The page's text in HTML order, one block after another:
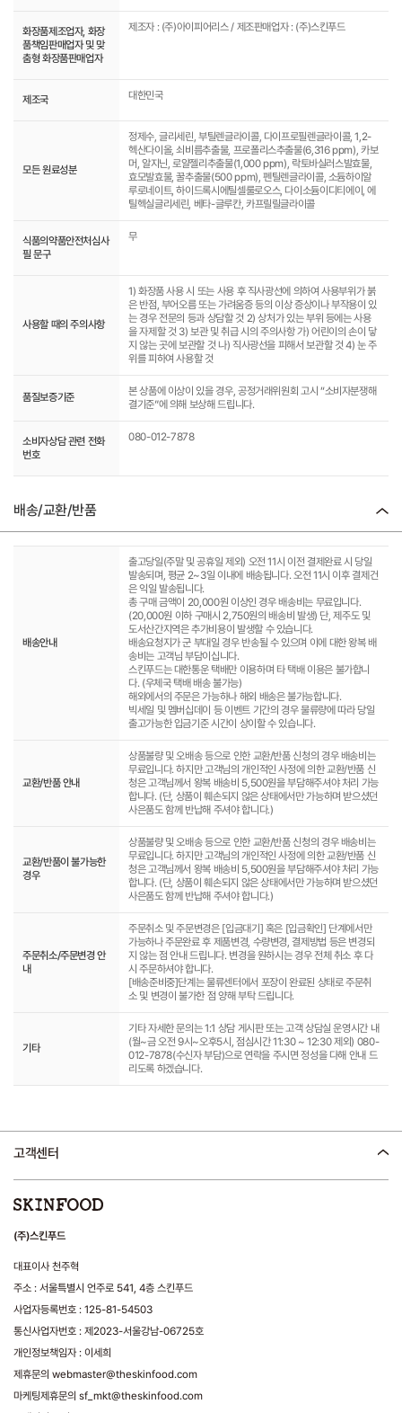
화장품제조업자, 화장
품책임판매업자 및 맞
춤형 화장품판매업자
제조자 : (주)아이피어리스 / 제조판매업자 : (주)스킨푸드
제조국 대한민국
모든 원료성분
정제수, 글리세린, 부틸렌글라이콜, 다이프로필렌글라이콜, 1,2-
헥산다이올, 쇠비름추출물, 프로폴리스추출물(6,316 ppm), 카보
머, 알지닌, 로얄젤리추출물(1,000 ppm), 락토바실러스발효물,
효모발효물, 꿀추출물(500 ppm), 펜틸렌글라이콜, 소듐하이알
루로네이트, 하이드록시에틸셀룰로오스, 다이소듐이디티에이, 에
틸헥실글리세린, 베타-글루칸, 카프릴릴글라이콜
식품의약품안전처심사
필 문구
무
사용할 때의 주의사항
1) 화장품 사용 시 또는 사용 후 직사광선에 의하여 사용부위가 붉
은 반점, 부어오름 또는 가려움증 등의 이상 증상이나 부작용이 있
는 경우 전문의 등과 상담할 것 2) 상처가 있는 부위 등에는 사용
을 자제할 것 3) 보관 및 취급 시의 주의사항 가) 어린이의 손이 닿
지 않는 곳에 보관할 것 나) 직사광선을 피해서 보관할 것 4) 눈 주
위를 피하여 사용할 것
품질보증기준
본 상품에 이상이 있을 경우, 공정거래위원회 고시 “소비자분쟁해
결기준”에 의해 보상해 드립니다.
소비자상담 관련 전화
번호
080-012-7878
배송/교환/반품
배송안내
출고당일(주말 및 공휴일 제외) 오전 11시 이전 결제완료 시 당일
발송되며, 평균 2~3일 이내에 배송됩니다. 오전 11시 이후 결제건
은 익일 발송됩니다.
총 구매 금액이 20,000원 이상인 경우 배송비는 무료입니다.
(20,000원 이하 구매시 2,750원의 배송비 발생) 단, 제주도 및
도서산간지역은 추가비용이 발생할 수 있습니다.
배송요청지가 군 부대일 경우 반송될 수 있으며 이에 대한 왕복 배
송비는 고객님 부담이십니다.
스킨푸드는 대한통운 택배만 이용하며 타 택배 이용은 불가합니
다. (우체국 택배 배송 불가능)
해외에서의 주문은 가능하나 해외 배송은 불가능합니다.
빅세일 및 멤버십데이 등 이벤트 기간의 경우 물류량에 따라 당일
출고가능한 입금기준 시간이 상이할 수 있습니다.
교환/반품 안내
상품불량 및 오배송 등으로 인한 교환/반품 신청의 경우 배송비는
무료입니다. 하지만 고객님의 개인적인 사정에 의한 교환/반품 신
청은 고객님께서 왕복 배송비 5,500원을 부담해주셔야 처리 가능
합니다. (단, 상품이 훼손되지 않은 상태에서만 가능하며 받으셨던
사은품도 함께 반납해 주셔야 합니다.)
교환/반품이 불가능한
경우
상품불량 및 오배송 등으로 인한 교환/반품 신청의 경우 배송비는
무료입니다. 하지만 고객님의 개인적인 사정에 의한 교환/반품 신
청은 고객님께서 왕복 배송비 5,500원을 부담해주셔야 처리 가능
합니다. (단, 상품이 훼손되지 않은 상태에서만 가능하며 받으셨던
사은품도 함께 반납해 주셔야 합니다.)
주문취소/주문변경 안
내
주문취소 및 주문변경은 [입금대기] 혹은 [입금확인] 단계에서만
가능하나 주문완료 후 제품변경, 수량변경, 결제방법 등은 변경되
지 않는 점 안내 드립니다. 변경을 원하시는 경우 전체 취소 후 다
시 주문하셔야 합니다.
[배송준비중]단계는 물류센터에서 포장이 완료된 상태로 주문취
소 및 변경이 불가한 점 양해 부탁 드립니다.
기타
기타 자세한 문의는 1:1 상담 게시판 또는 고객 상담실 운영시간 내
(월~금 오전 9시~오후5시, 점심시간 11:30 ~ 12:30 제외) 080-
012-7878(수신자 부담)으로 연락을 주시면 정성을 다해 안내 드
리도록 하겠습니다.
고객센터
(주)스킨푸드
대표이사 천주혁
주소 : 서울특별시 언주로 541, 4층 스킨푸드
사업자등록번호 : 125-81-54503
통신사업자번호 : 제2023-서울강남-06725호
개인정보책임자 : 이세희
제휴문의 webmaster@theskinfood.com
마케팅제휴문의 sf_mkt@theskinfood.com